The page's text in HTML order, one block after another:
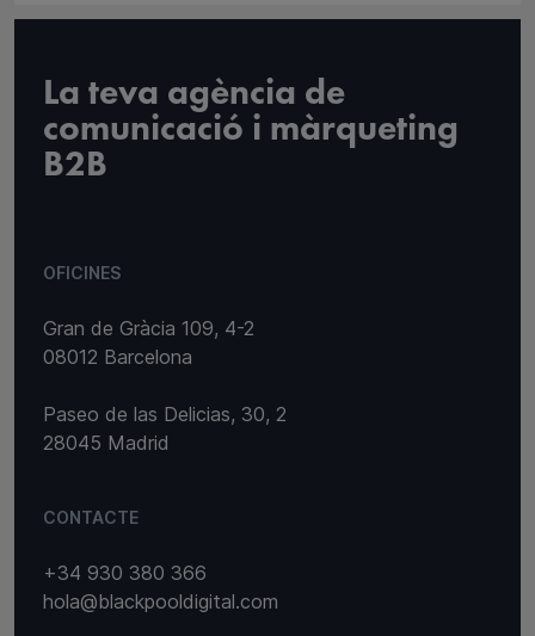
La teva agència de
comunicació i màrqueting
B2B
OFICINES
Gran de Gràcia 109, 4-2
08012 Barcelona
Paseo de las Delicias, 30, 2
28045 Madrid
CONTACTE
+34 930 380 366
hola@blackpooldigital.com